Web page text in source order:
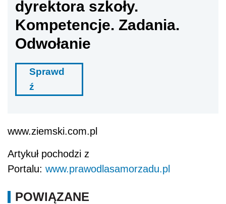
dyrektora szkoły.
Kompetencje. Zadania.
Odwołanie
Sprawd
ź
www.ziemski.com.pl
Artykuł pochodzi z
Portalu: www.prawodlasamorzadu.pl
POWIĄZANE